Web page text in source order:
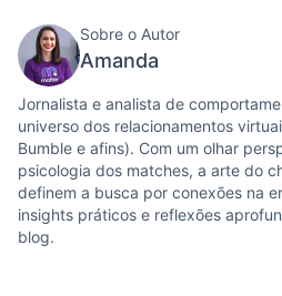
Sobre o Autor
Amanda
Jornalista e analista de
universo dos relacionamentos
Bumble e afins). Com um olhar
psicologia dos matches, a arte do
definem a busca por conexões na
insights práticos e reflexões
blog.